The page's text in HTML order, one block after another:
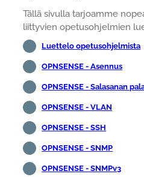
Tällä sivulla tarjoamme
liittyvien opetusohjelmien
Luettelo opetusohjelmista
OPNSENSE - Asennus
OPNSENSE - Salasanan
OPNSENSE - VLAN
OPNSENSE - SSH
OPNSENSE - SNMP
OPNSENSE - SNMPv3